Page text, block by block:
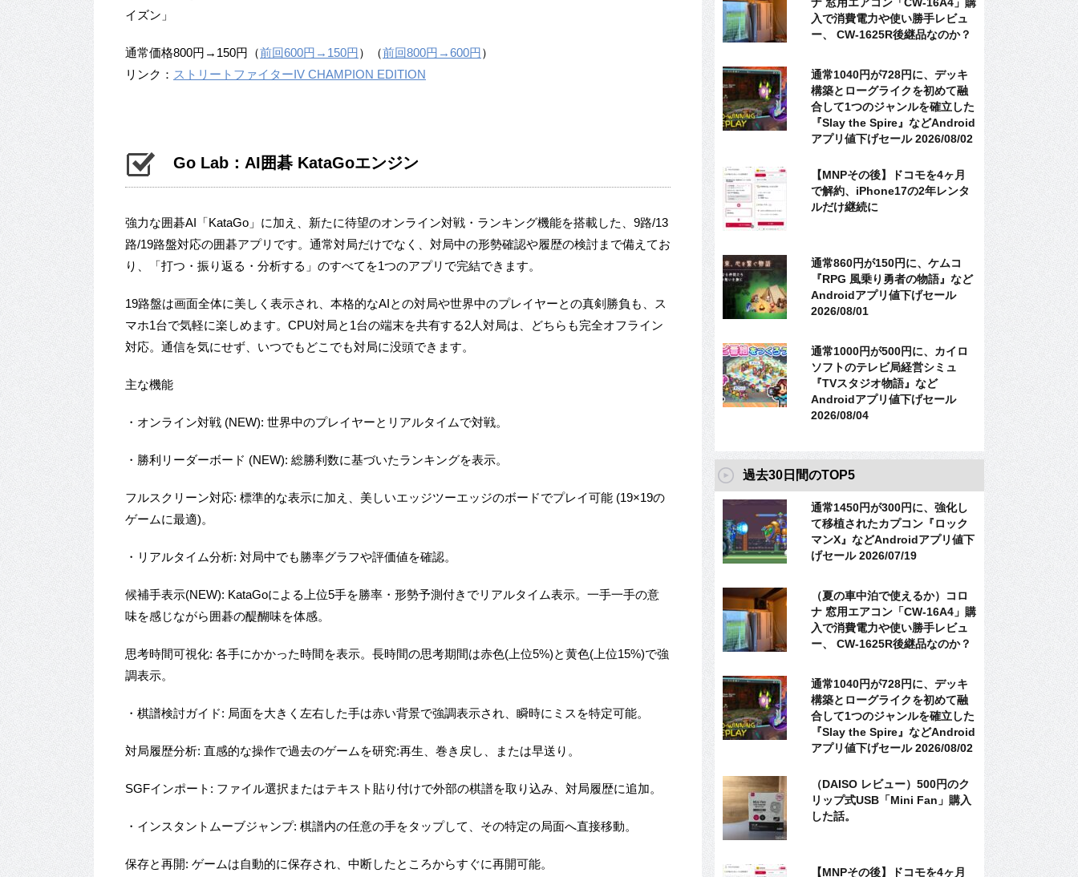
イズン」
通常価格800円→150円（前回600円→150円 ）（前回800円→600円 ）
リンク： ストリートファイターIV CHAMPION EDITION
‎Go Lab：AI囲碁 KataGoエンジン
強力な囲碁AI「KataGo」に加え、新たに待望のオンライン対戦・ランキング機能を搭載した、9路/13
路/19路盤対応の囲碁アプリです。通常対局だけでなく、対局中の形勢確認や履歴の検討まで備えてお
り、「打つ・振り返る・分析する」のすべてを1つのアプリで完結できます。
19路盤は画面全体に美しく表示され、本格的なAIとの対局や世界中のプレイヤーとの真剣勝負も、ス
マホ1台で気軽に楽しめます。CPU対局と1台の端末を共有する2人対局は、どちらも完全オフライン
対応。通信を気にせず、いつでもどこでも対局に没頭できます。
主な機能
・オンライン対戦 (NEW): 世界中のプレイヤーとリアルタイムで対戦。
・勝利リーダーボード (NEW): 総勝利数に基づいたランキングを表示。
フルスクリーン対応: 標準的な表示に加え、美しいエッジツーエッジのボードでプレイ可能 (19×19の
ゲームに最適)。
・リアルタイム分析: 対局中でも勝率グラフや評価値を確認。
候補手表示(NEW): KataGoによる上位5手を勝率・形勢予測付きでリアルタイム表示。一手一手の意
味を感じながら囲碁の醍醐味を体感。
思考時間可視化: 各手にかかった時間を表示。長時間の思考期間は赤色(上位5%)と黄色(上位15%)で強
調表示。
・棋譜検討ガイド: 局面を大きく左右した手は赤い背景で強調表示され、瞬時にミスを特定可能。
対局履歴分析: 直感的な操作で過去のゲームを研究:再生、巻き戻し、または早送り。
SGFインポート: ファイル選択またはテキスト貼り付けで外部の棋譜を取り込み、対局履歴に追加。
・インスタントムーブジャンプ: 棋譜内の任意の手をタップして、その特定の局面へ直接移動。
保存と再開: ゲームは自動的に保存され、中断したところからすぐに再開可能。
入で消費電力や使い勝手レビュ
ー、 CW-1625R後継品なのか？
通常1040円が728円に、デッキ
構築とローグライクを初めて融
合して1つのジャンルを確立した
『Slay the Spire』などAndroid
アプリ値下げセール 2026/08/02
【MNPその後】ドコモを4ヶ月
で解約、iPhone17の2年レンタ
ルだけ継続に
通常860円が150円に、ケムコ
『RPG 風乗り勇者の物語』など
Androidアプリ値下げセール
2026/08/01
通常1000円が500円に、カイロ
ソフトのテレビ局経営シミュ
『TVスタジオ物語』など
Androidアプリ値下げセール
2026/08/04
過去30日間のTOP5
通常1450円が300円に、強化し
て移植されたカプコン『ロック
マンX』などAndroidアプリ値下
げセール 2026/07/19
（夏の車中泊で使えるか）コロ
ナ 窓用エアコン「CW-16A4」購
入で消費電力や使い勝手レビュ
ー、 CW-1625R後継品なのか？
通常1040円が728円に、デッキ
構築とローグライクを初めて融
合して1つのジャンルを確立した
『Slay the Spire』などAndroid
アプリ値下げセール 2026/08/02
（DAISO レビュー）500円のク
リップ式USB「Mini Fan」購入
した話。
【MNPその後】ドコモを4ヶ月